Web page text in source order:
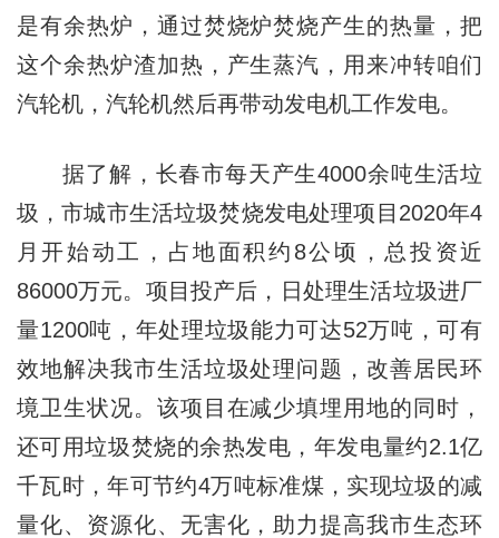
是有余热炉，通过焚烧炉焚烧产生的热量，把
这个余热炉渣加热，产生蒸汽，用来冲转咱们
汽轮机，汽轮机然后再带动发电机工作发电。
据了解，长春市每天产生4000余吨生活垃
圾，市城市生活垃圾焚烧发电处理项目2020年4
月开始动工，占地面积约8公顷，总投资近
86000万元。项目投产后，日处理生活垃圾进厂
量1200吨，年处理垃圾能力可达52万吨，可有
效地解决我市生活垃圾处理问题，改善居民环
境卫生状况。该项目在减少填埋用地的同时，
还可用垃圾焚烧的余热发电，年发电量约2.1亿
千瓦时，年可节约4万吨标准煤，实现垃圾的减
量化、资源化、无害化，助力提高我市生态环